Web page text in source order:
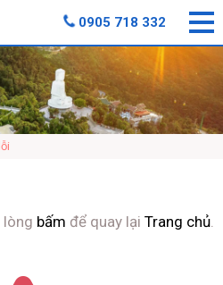
lòng bấm để quay lại Trang chủ.
0905 718 332